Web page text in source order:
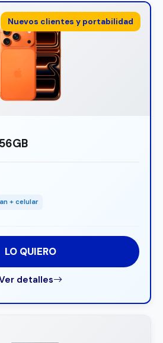
Nuevos clientes y portabilidad
+ celular
LO QUIERO
detalles